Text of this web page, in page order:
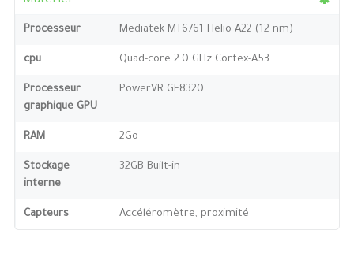
Processeur Mediatek MT6761 Helio A22 (12 nm)
cpu Quad-core 2.0 GHz Cortex-A53
Processeur
graphique GPU
PowerVR GE8320
RAM 2Go
Stockage
interne
32GB Built-in
Capteurs Accéléromètre, proximité